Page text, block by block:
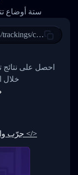
08 04: 22: 00",
"Departed
Facility
06 15:28:00",
"Shipment
ستة أوضاع
create
احصل على نتائج
خلال
جرّب واجهة برمجة التطبيقات في الوقت الفعلي </>